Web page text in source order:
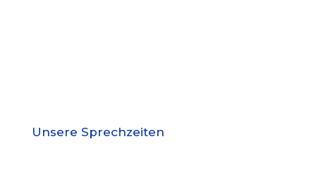
Unsere Sprechzeiten